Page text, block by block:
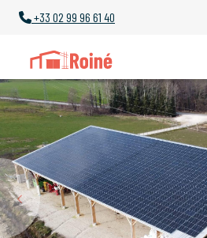
+33 02 99 96 61 40